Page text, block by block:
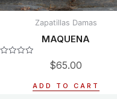
Zapatillas Damas
MAQUENA
$65.00
ADD TO CART